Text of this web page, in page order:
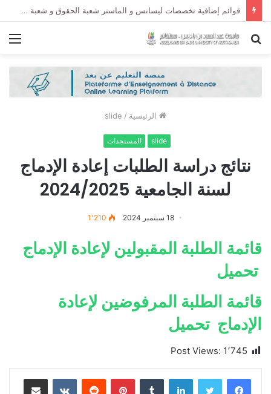
قوائم إضافية تخصصات ليسانس و الماستر شعبة الحقوق و شعبة العلوم السياسية لموسم الجامعي 2027/2026
بحث
الرئيسية /
slide
slide المستجدات
نتائج دراسة الطلبات إعادة الإدماج
لسنة الجامعية 2024/2025
18 سبتمبر 2024 1٬210
قائمة الطلبة المقبولين لإعادة الإدماج
تحميل
قائمة الطلبة المرفوضين لإعادة
الإدماج تحميل
Post Views: 1٬745
لينكدإن بينتيريست مشاركة عبر البريد